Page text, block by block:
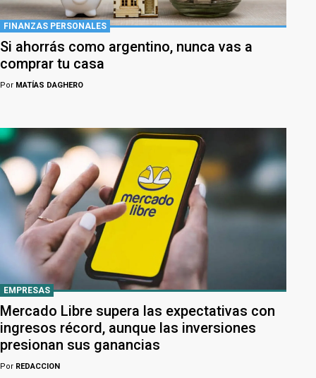
FINANZAS PERSONALES
Si ahorrás como argentino, nunca vas a
comprar tu casa
Por MATÍAS DAGHERO
EMPRESAS
Mercado Libre supera las expectativas con
ingresos récord, aunque las inversiones
presionan sus ganancias
Por REDACCION